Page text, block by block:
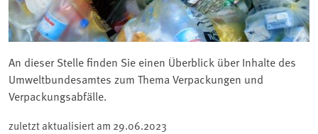
An dieser Stelle finden Sie einen Überblick über Inhalte des
Umweltbundesamtes zum Thema Verpackungen und
Verpackungsabfälle.
zuletzt aktualisiert am 29.06.2023